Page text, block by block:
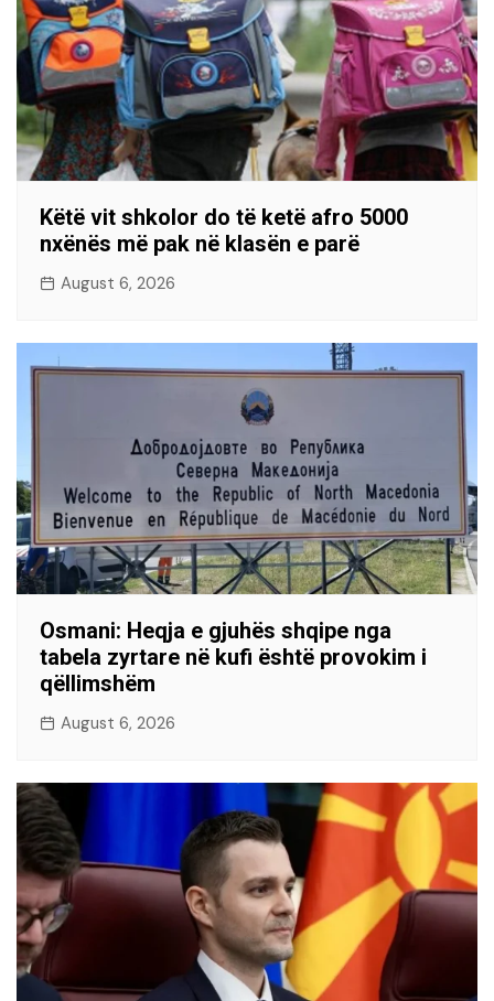
Këtë vit shkolor do të ketë afro 5000
nxënës më pak në klasën e parë
August 6, 2026
Osmani: Heqja e gjuhës shqipe nga
tabela zyrtare në kufi është provokim i
qëllimshëm
August 6, 2026